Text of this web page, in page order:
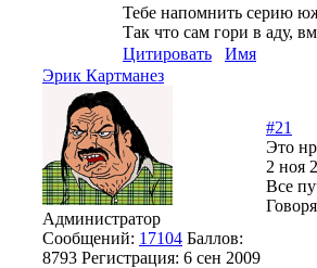
Тебе напомнить серию
Так что сам гори в аду,
Цитировать
Имя
Эрик Картманез
Администратор
Сообщений: 17104 Баллов:
8793 Регистрация: 6 сен 2009
#21
Это
2 ноя
Все